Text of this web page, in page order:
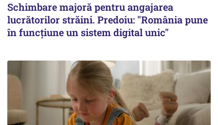
Schimbare majoră pentru angajarea
lucrătorilor străini. Predoiu: "România pune
în funcțiune un sistem digital unic"